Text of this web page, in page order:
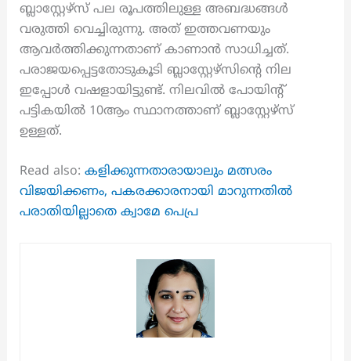
ബ്ലാസ്റ്റേഴ്സ് പല രൂപത്തിലുള്ള അബദ്ധങ്ങൾ
വരുത്തി വെച്ചിരുന്നു. അത് ഇത്തവണയും
ആവർത്തിക്കുന്നതാണ് കാണാൻ സാധിച്ചത്.
പരാജയപ്പെട്ടതോടുകൂടി ബ്ലാസ്റ്റേഴ്സിന്റെ നില
ഇപ്പോൾ വഷളായിട്ടുണ്ട്. നിലവിൽ പോയിന്റ്
പട്ടികയിൽ 10ആം സ്ഥാനത്താണ് ബ്ലാസ്റ്റേഴ്സ്
ഉള്ളത്.
Read also: കളിക്കുന്നതാരായാലും മത്സരം
വിജയിക്കണം, പകരക്കാരനായി മാറുന്നതിൽ
പരാതിയില്ലാതെ ക്വാമേ പെപ്ര